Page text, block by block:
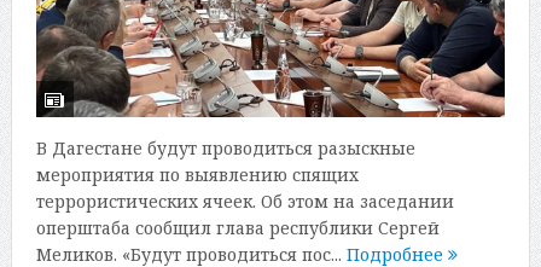
В Дагестане будут проводиться разыскные
мероприятия по выявлению спящих
террористических ячеек. Об этом на заседании
оперштаба сообщил глава республики Сергей
Меликов. «Будут проводиться пос... Подробнее